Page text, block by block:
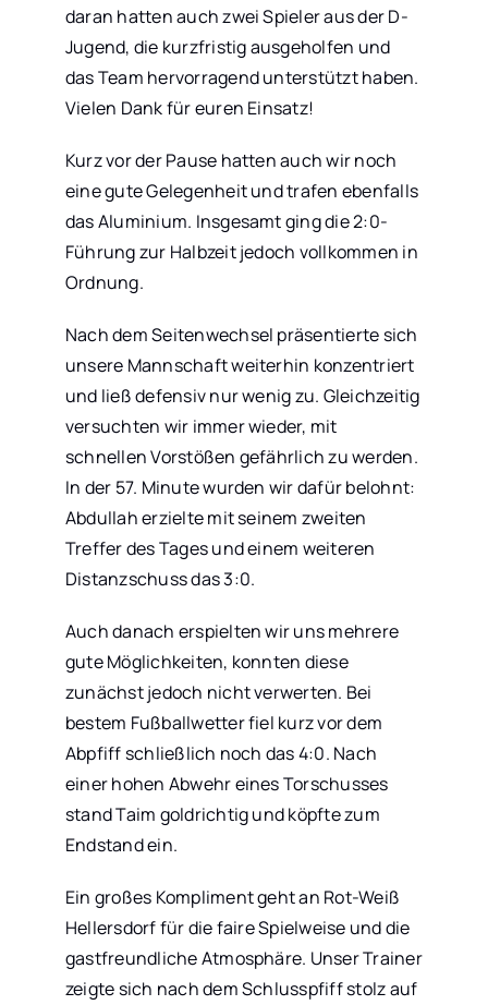
daran hatten auch zwei Spieler aus der D-
Jugend, die kurzfristig ausgeholfen und
das Team hervorragend unterstützt haben.
Vielen Dank für euren Einsatz!
Kurz vor der Pause hatten auch wir noch
eine gute Gelegenheit und trafen ebenfalls
das Aluminium. Insgesamt ging die 2:0-
Führung zur Halbzeit jedoch vollkommen in
Ordnung.
Nach dem Seitenwechsel präsentierte sich
unsere Mannschaft weiterhin konzentriert
und ließ defensiv nur wenig zu. Gleichzeitig
versuchten wir immer wieder, mit
schnellen Vorstößen gefährlich zu werden.
In der 57. Minute wurden wir dafür belohnt:
Abdullah erzielte mit seinem zweiten
Treffer des Tages und einem weiteren
Distanzschuss das 3:0.
Auch danach erspielten wir uns mehrere
gute Möglichkeiten, konnten diese
zunächst jedoch nicht verwerten. Bei
bestem Fußballwetter fiel kurz vor dem
Abpfiff schließlich noch das 4:0. Nach
einer hohen Abwehr eines Torschusses
stand Taim goldrichtig und köpfte zum
Endstand ein.
Ein großes Kompliment geht an Rot-Weiß
Hellersdorf für die faire Spielweise und die
gastfreundliche Atmosphäre. Unser Trainer
zeigte sich nach dem Schlusspfiff stolz auf